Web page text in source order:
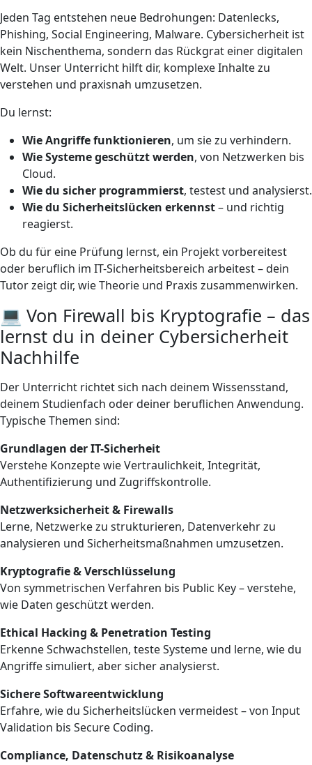
Jeden Tag entstehen neue Bedrohungen: Datenlecks,
Phishing, Social Engineering, Malware. Cybersicherheit ist
kein Nischenthema, sondern das Rückgrat einer digitalen
Welt. Unser Unterricht hilft dir, komplexe Inhalte zu
verstehen und praxisnah umzusetzen.
Du lernst:
Wie Angriffe funktionieren, um sie zu verhindern.
Wie Systeme geschützt werden, von Netzwerken bis
Cloud.
Wie du sicher programmierst, testest und analysierst.
Wie du Sicherheitslücken erkennst– und richtig
reagierst.
Ob du für eine Prüfung lernst, ein Projekt vorbereitest
oder beruflich im IT-Sicherheitsbereich arbeitest – dein
Tutor zeigt dir, wie Theorie und Praxis zusammenwirken.
💻 Von Firewall bis Kryptografie – das
lernst du in deiner Cybersicherheit
Nachhilfe
Der Unterricht richtet sich nach deinem Wissensstand,
deinem Studienfach oder deiner beruflichen Anwendung.
Typische Themen sind:
Grundlagen der IT-Sicherheit
Verstehe Konzepte wie Vertraulichkeit, Integrität,
Authentifizierung und Zugriffskontrolle.
Netzwerksicherheit & Firewalls
Lerne, Netzwerke zu strukturieren, Datenverkehr zu
analysieren und Sicherheitsmaßnahmen umzusetzen.
Kryptografie & Verschlüsselung
Von symmetrischen Verfahren bis Public Key – verstehe,
wie Daten geschützt werden.
Ethical Hacking & Penetration Testing
Erkenne Schwachstellen, teste Systeme und lerne, wie du
Angriffe simuliert, aber sicher analysierst.
Sichere Softwareentwicklung
Erfahre, wie du Sicherheitslücken vermeidest – von Input
Validation bis Secure Coding.
Compliance, Datenschutz & Risikoanalyse